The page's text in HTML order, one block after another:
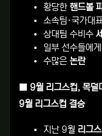
황당한 핸드볼
소속팀·국가대
상대팀 수비수
일부 선수들에게
수많은 논란
■ 9월 리그스컵, 목덜
9월 리그스컵 결승
지난 9월 리그